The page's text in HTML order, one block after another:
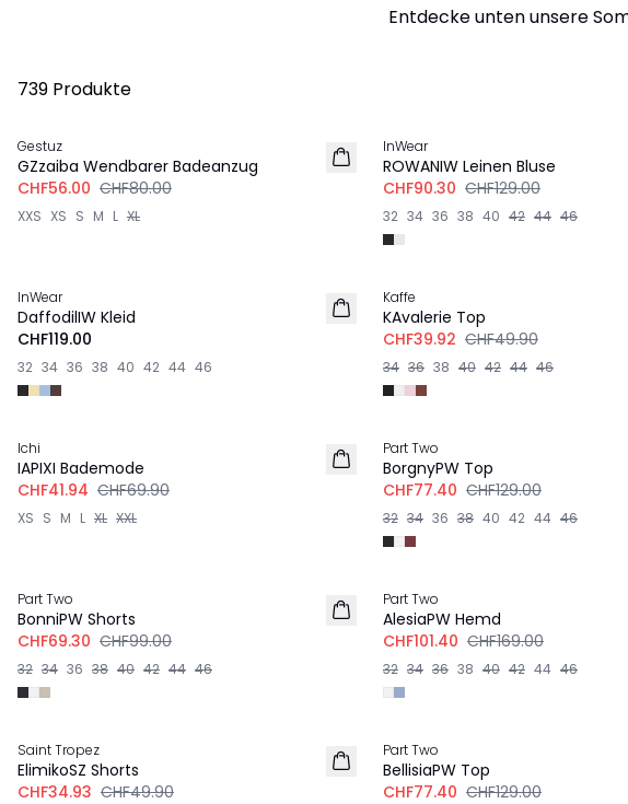
Entdecke unten unsere
739 Produkte
Gestuz
GZzaiba Wendbarer Badeanzug
CHF56.00 CHF80.00
XXS XS S M L XL
LEINEN
InWear
ROWANIW Leinen Bluse
CHF90.30 CHF129.00
32 34 36 38 40 42 44 46
InWear
DaffodilIW Kleid
CHF119.00
32 34 36 38 40 42 44 46
Kaffe
KAvalerie Top
CHF39.92 CHF49.90
34 36 38 40 42 44 46
Ichi
IAPIXI Bademode
CHF41.94 CHF69.90
XS S M L XL XXL
Part Two
BorgnyPW Top
CHF77.40 CHF129.00
32 34 36 38 40 42 44 46
Part Two
BonniPW Shorts
CHF69.30 CHF99.00
32 34 36 38 40 42 44 46
LEINEN
Part Two
AlesiaPW Hemd
CHF101.40 CHF169.00
32 34 36 38 40 42 44 46
Saint Tropez
ElimikoSZ Shorts
CHF34.93 CHF49.90
Part Two
BellisiaPW Top
CHF77.40 CHF129.00